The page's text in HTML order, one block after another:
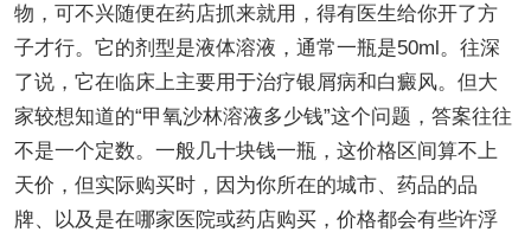
物，可不兴随便在药店抓来就用，得有医生给你开了方
子才行。它的剂型是液体溶液，通常一瓶是50ml。往深
了说，它在临床上主要用于治疗银屑病和白癜风。但大
家较想知道的“甲氧沙林溶液多少钱”这个问题，答案往往
不是一个定数。一般几十块钱一瓶，这价格区间算不上
天价，但实际购买时，因为你所在的城市、药品的品
牌、以及是在哪家医院或药店购买，价格都会有些许浮